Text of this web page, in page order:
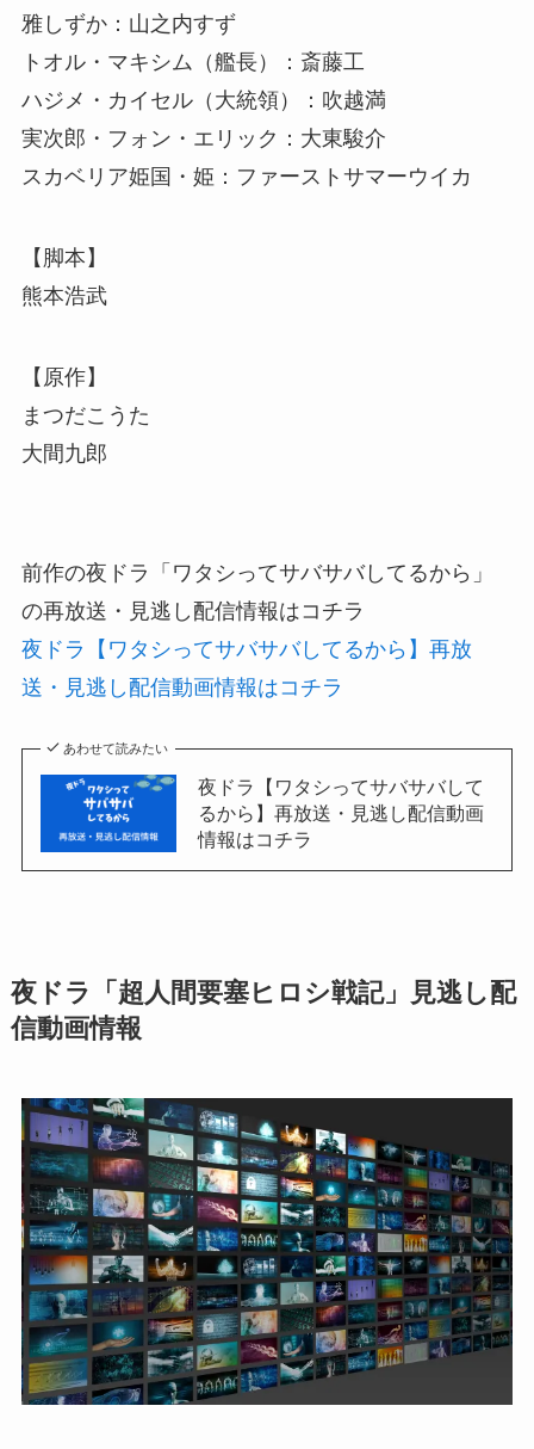
雅しずか：山之内すず
トオル・マキシム（艦長）：斎藤工
ハジメ・カイセル（大統領）：吹越満
実次郎・フォン・エリック：大東駿介
スカベリア姫国・姫：ファーストサマーウイカ
【脚本】
熊本浩武
【原作】
まつだこうた
大間九郎
前作の夜ドラ「ワタシってサバサバしてるから」
の再放送・見逃し配信情報はコチラ
夜ドラ【ワタシってサバサバしてるから】再放
送・見逃し配信動画情報はコチラ
あわせて読みたい
夜ドラ【ワタシってサバサバして
るから】再放送・見逃し配信動画
情報はコチラ
夜ドラ「超人間要塞ヒロシ戦記」見逃し配
信動画情報